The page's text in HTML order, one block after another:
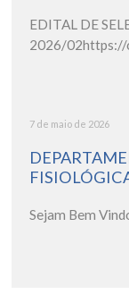
EDITAL DE
2026/02https://
7 de maio de 2026
Sejam Bem